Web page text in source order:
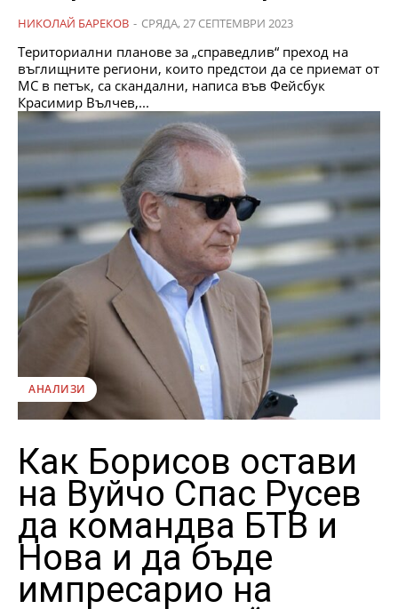
НИКОЛАЙ БАРЕКОВ - СРЯДА, 27 СЕПТЕМВРИ 2023
Териториални планове за „справедлив“ преход на
въглищните региони, които предстои да се приемат от
МС в петък, са скандални, написа във Фейсбук
Красимир Вълчев,...
АНАЛИЗИ
Как Борисов остави
на Вуйчо Спас Русев
да командва БТВ и
Нова и да бъде
импресарио на